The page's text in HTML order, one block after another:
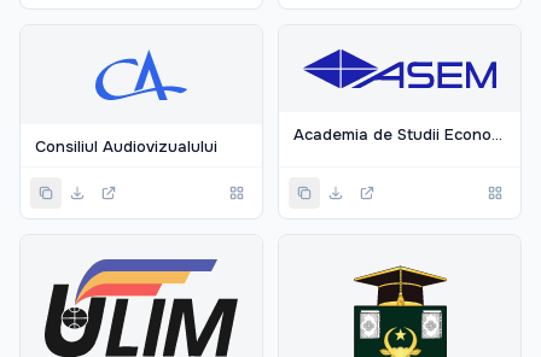
Consiliul Audiovizualului
Academia de Studii Economice din Moldova